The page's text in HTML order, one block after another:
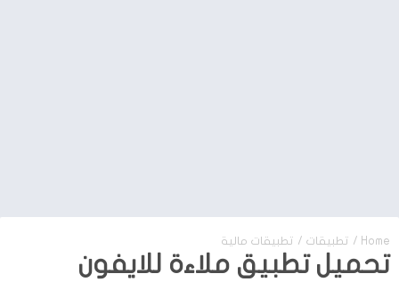
Home
/ تطبيقات / تطبيقات مالية
تحميل تطبيق ملاءة للايفون